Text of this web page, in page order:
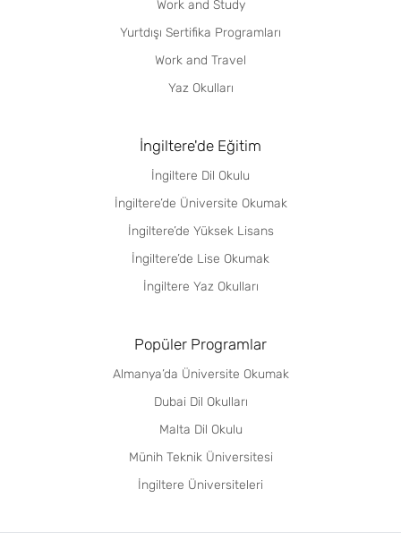
Work and Study
Yurtdışı Sertifika Programları
Work and Travel
Yaz Okulları
İngiltere'de Eğitim
İngiltere Dil Okulu
İngiltere’de Üniversite Okumak
İngiltere’de Yüksek Lisans
İngiltere’de Lise Okumak
İngiltere Yaz Okulları
Popüler Programlar
Almanya’da Üniversite Okumak
Dubai Dil Okulları
Malta Dil Okulu
Münih Teknik Üniversitesi
İngiltere Üniversiteleri